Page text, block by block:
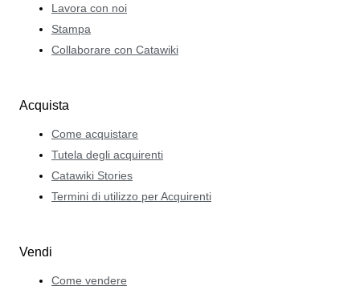
Lavora con noi
Stampa
Collaborare con Catawiki
Acquista
Come acquistare
Tutela degli acquirenti
Catawiki Stories
Termini di utilizzo per Acquirenti
Vendi
Come vendere